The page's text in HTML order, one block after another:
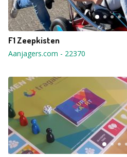
F1 Zeepkisten
Aanjagers.com - 22370